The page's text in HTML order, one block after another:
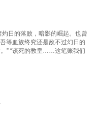
灼日的落败，暗影的崛起。也曾
等血族终究还是敌不过幻日的
” “该死的教皇……这笔账我们